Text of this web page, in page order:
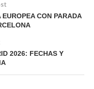
CON PARADA
2026: FECHAS Y